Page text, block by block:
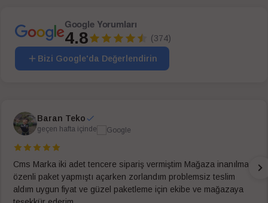
Google Yorumları
4.8 (374)
Bizi Google'da Değerlendirin
Baran Teko
geçen hafta içinde
Cms Marka iki adet tencere sipariş vermiştim Mağaza inanılmaz
özenli paket yapmıştı açarken zorlandım problemsiz teslim
aldım uygun fiyat ve güzel paketleme için ekibe ve mağazaya